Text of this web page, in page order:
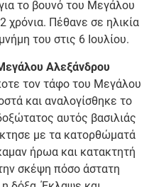
το βουνό του Μεγάλου
χρόνια. Πέθανε σε ηλικία
του στις 6 Ιουλίου.
Αλεξάνδρου
τον τάφο του Μεγάλου
και αναλογίσθηκε το
αυτός βασιλιάς
με τα κατορθώματά
ήρωα και κατακτητή
σκέψη πόσο άστατη